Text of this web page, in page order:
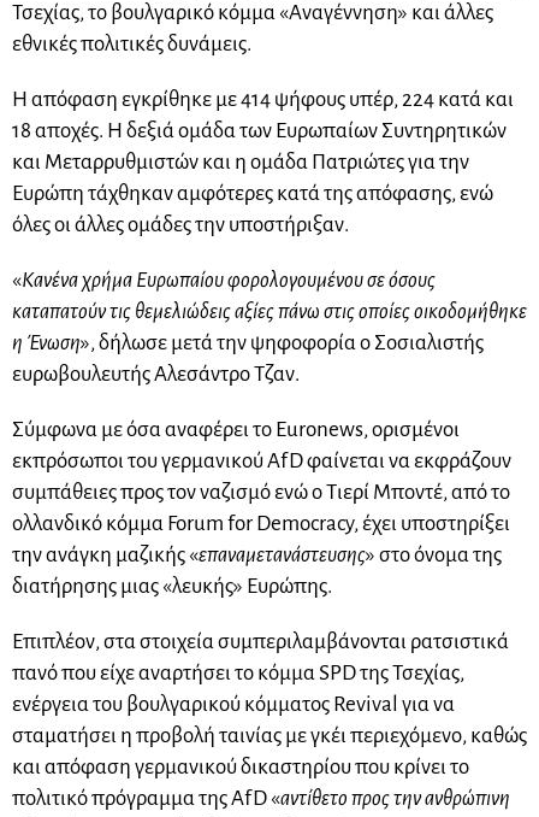
Τσεχίας, το βουλγαρικό κόμμα «Αναγέννηση» και άλλες
εθνικές πολιτικές δυνάμεις.
Η απόφαση εγκρίθηκε με 414 ψήφους υπέρ, 224 κατά και
18 αποχές. Η δεξιά ομάδα των Ευρωπαίων Συντηρητικών
και Μεταρρυθμιστών και η ομάδα Πατριώτες για την
Ευρώπη τάχθηκαν αμφότερες κατά της απόφασης, ενώ
όλες οι άλλες ομάδες την υποστήριξαν.
«Κανένα χρήμα Ευρωπαίου φορολογουμένου σε όσους
καταπατούν τις θεμελιώδεις αξίες πάνω στις οποίες οικοδομήθηκε
η Ένωση», δήλωσε μετά την ψηφοφορία ο Σοσιαλιστής
ευρωβουλευτής Αλεσάντρο Τζαν.
Σύμφωνα με όσα αναφέρει το Euronews, ορισμένοι
εκπρόσωποι του γερμανικού AfD φαίνεται να εκφράζουν
συμπάθειες προς τον ναζισμό ενώ ο Τιερί Μποντέ, από το
ολλανδικό κόμμα Forum for Democracy, έχει υποστηρίξει
την ανάγκη μαζικής «επαναμετανάστευσης» στο όνομα της
διατήρησης μιας «λευκής» Ευρώπης.
Επιπλέον, στα στοιχεία συμπεριλαμβάνονται ρατσιστικά
πανό που είχε αναρτήσει το κόμμα SPD της Τσεχίας,
ενέργεια του βουλγαρικού κόμματος Revival για να
σταματήσει η προβολή ταινίας με γκέι περιεχόμενο, καθώς
και απόφαση γερμανικού δικαστηρίου που κρίνει το
πολιτικό πρόγραμμα της AfD «αντίθετο προς την ανθρώπινη